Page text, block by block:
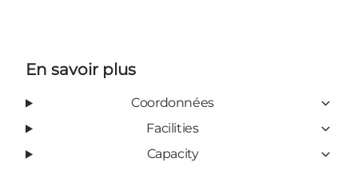
En savoir plus
Coordonnées
Facilities
Capacity